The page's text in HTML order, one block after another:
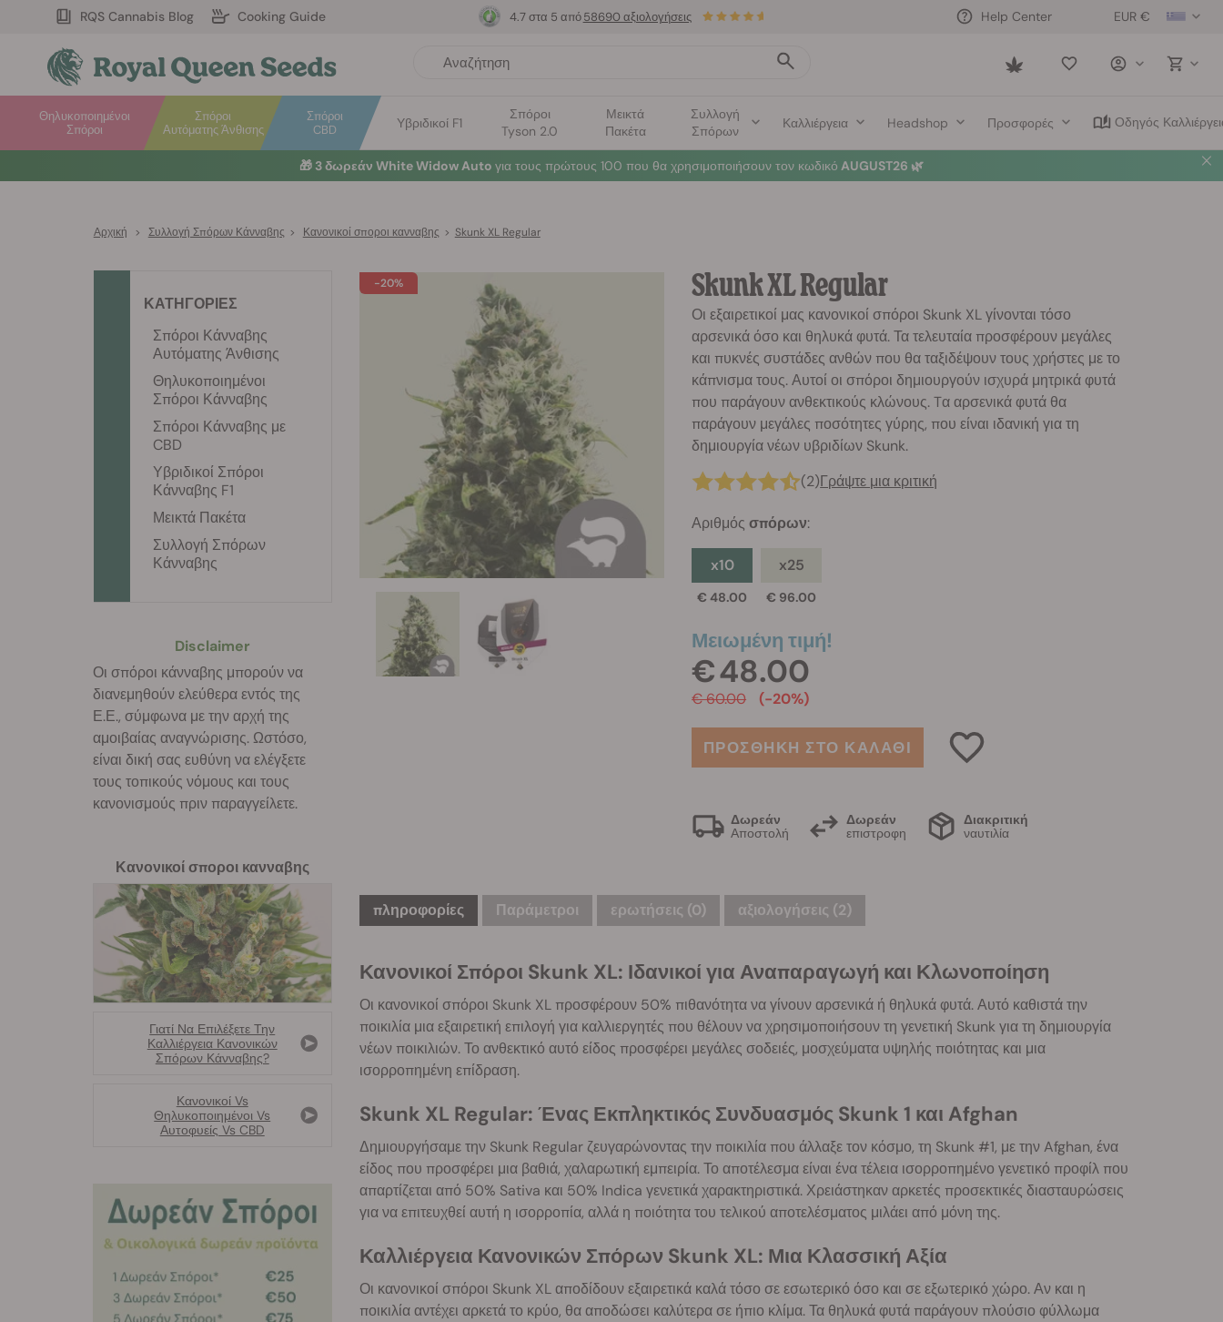
RQS Cannabis Blog Cooking Guide EUR €
Help Center
Saved
Σπόροι
Αυτόματης Άνθισης
Θηλυκοποιημένοι
Σπόροι
Σπόροι
CBD
Υβριδικοί F1
Σπόροι
Tyson 2.0
Μεικτά
Πακέτα
Συλλογή
Σπόρων
Καλλιέργεια Headshop Προσφορές Οδηγός
4.7 στα 5 από 58690 αξιολογήσεις
🎁 3 δωρεάν White Widow Auto για τους πρώτους 100 που θα χρησιμοποιήσουν τον κωδικό AUGUST26 🌿
Αρχική > Συλλογή Σπόρων Κάνναβης > Κανονικοί σποροι κανναβης > Skunk XL Regular
-20% Skunk XL Regular
Οι εξαιρετικοί μας κανονικοί σπόροι Skunk XL γίνονται τόσο
αρσενικά όσο και θηλυκά φυτά. Τα τελευταία προσφέρουν μεγάλες
και πυκνές συστάδες ανθών που θα ταξιδέψουν τους χρήστες με το
κάπνισμα τους. Αυτοί οι σπόροι δημιουργούν ισχυρά μητρικά φυτά
που παράγουν ανθεκτικούς κλώνους. Tα αρσενικά φυτά θα
παράγουν μεγάλες ποσότητες γύρης, που είναι ιδανική για τη
δημιουργία νέων υβριδίων Skunk.
(2)Γράψτε μια κριτική
Αριθμόςσπόρων:
x10
€ 48.00
x25
€ 96.00
Μειωμένη τιμή!
€ 48.00
€ 60.00 (-20%)
ΠΡΟΣΘΗΚΗ ΣΤΟ ΚΑΛΑΘΙ
Δωρεάν
Αποστολή
Δωρεάν
επιστροφη
Διακριτική
ναυτιλία
πληροφορίες Παράμετροι ερωτήσεις (0) αξιολογήσεις (2)
Κανονικοί Σπόροι Skunk XL: Ιδανικοί για Αναπαραγωγή και Κλωνοποίηση
Οι κανονικοί σπόροι Skunk XL προσφέρουν 50% πιθανότητα να γίνουν αρσενικά ή θηλυκά φυτά. Αυτό καθιστά την
ποικιλία μια εξαιρετική επιλογή για καλλιεργητές που θέλουν να χρησιμοποιήσουν τη γενετική Skunk για τη δημιουργία
νέων ποικιλιών. Το ανθεκτικό αυτό είδος προσφέρει μεγάλες σοδειές, μοσχεύματα υψηλής ποιότητας και μια
ισορροπημένη επίδραση.
Skunk XL Regular: Ένας Εκπληκτικός Συνδυασμός Skunk 1 και Afghan
Δημιουργήσαμε την Skunk Regular ζευγαρώνοντας την ποικιλία που άλλαξε τον κόσμο, τη Skunk #1, με την Afghan, ένα
είδος που προσφέρει μια βαθιά, χαλαρωτική εμπειρία. Το αποτέλεσμα είναι ένα τέλεια ισορροπημένο γενετικό προφίλ που
απαρτίζεται από 50% Sativa και 50% Indica γενετικά χαρακτηριστικά. Χρειάστηκαν αρκετές προσεκτικές διασταυρώσεις
για να επιτευχθεί αυτή η ισορροπία, αλλά η ποιότητα του τελικού αποτελέσματος μιλάει από μόνη της.
Καλλιέργεια Κανονικών Σπόρων Skunk XL: Μια Κλασσική Αξία
Οι κανονικοί σπόροι Skunk XL αποδίδουν εξαιρετικά καλά τόσο σε εσωτερικό όσο και σε εξωτερικό χώρο. Αν και η
ποικιλία αντέχει αρκετά το κρύο, θα αποδώσει καλύτερα σε ήπιο κλίμα. Τα θηλυκά φυτά παράγουν πλούσιο φύλλωμα
ΚΑΤΗΓΟΡΙΕΣ
Σπόροι Κάνναβης
Αυτόματης Άνθισης
Θηλυκοποιημένοι
Σπόροι Κάνναβης
Σπόροι Κάνναβης με
CBD
Υβριδικοί Σπόροι
Κάνναβης F1
Μεικτά Πακέτα
Συλλογή Σπόρων
Κάνναβης
Disclaimer
Οι σπόροι κάνναβης μπορούν να
διανεμηθούν ελεύθερα εντός της
Ε.Ε., σύμφωνα με την αρχή της
αμοιβαίας αναγνώρισης. Ωστόσο,
είναι δική σας ευθύνη να ελέγξετε
τους τοπικούς νόμους και τους
κανονισμούς πριν παραγγείλετε.
Κανονικοί σποροι κανναβης
Γιατί Να Επιλέξετε Την
Καλλιέργεια Κανονικών
Σπόρων Κάνναβης?
Κανονικοί Vs
Θηλυκοποιημένοι Vs
Αυτοφυείς Vs CBD